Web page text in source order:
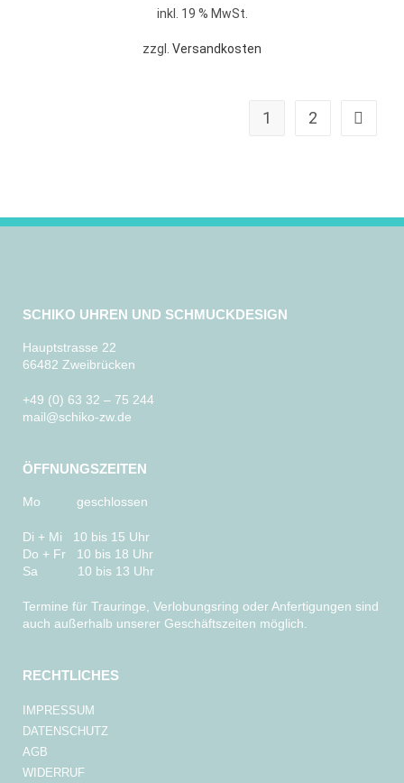
inkl. 19 % MwSt.
zzgl. Versandkosten
1 2
SCHIKO UHREN UND SCHMUCKDESIGN
Hauptstrasse 22
66482 Zweibrücken
+49 (0) 63 32 – 75 244
mail@schiko-zw.de
ÖFFNUNGSZEITEN
Mo geschlossen
Di + Mi 10 bis 15 Uhr
Do + Fr 10 bis 18 Uhr
Sa 10 bis 13 Uhr
Termine für Trauringe, Verlobungsring oder Anfertigungen sind
auch außerhalb unserer Geschäftszeiten möglich.
RECHTLICHES
IMPRESSUM
DATENSCHUTZ
AGB
WIDERRUF